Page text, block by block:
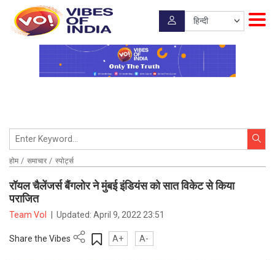
होम समाचार स्पोर्ट्स
रॉयल चैलेंजर्स बैंगलोर ने मुंबई इंडियंस को सात विकेट से किया
पराजित
Team VoI Updated:April 9, 2022 23:51
Share the Vibes A+ A-